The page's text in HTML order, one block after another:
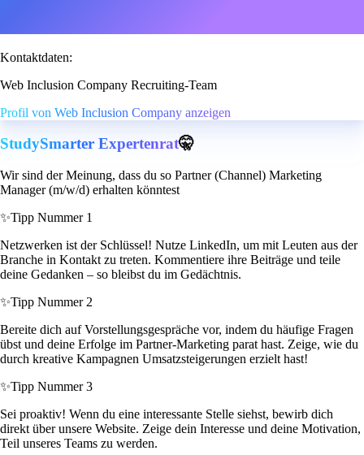
Kontaktdaten:
Web Inclusion Company Recruiting-Team
Profil von Web Inclusion Company anzeigen
StudySmarter Expertenrat🤫
Wir sind der Meinung, dass du so Partner (Channel) Marketing
Manager (m/w/d) erhalten könntest
✨Tipp Nummer 1
Netzwerken ist der Schlüssel! Nutze LinkedIn, um mit Leuten aus der
Branche in Kontakt zu treten. Kommentiere ihre Beiträge und teile
deine Gedanken – so bleibst du im Gedächtnis.
✨Tipp Nummer 2
Bereite dich auf Vorstellungsgespräche vor, indem du häufige Fragen
übst und deine Erfolge im Partner-Marketing parat hast. Zeige, wie du
durch kreative Kampagnen Umsatzsteigerungen erzielt hast!
✨Tipp Nummer 3
Sei proaktiv! Wenn du eine interessante Stelle siehst, bewirb dich
direkt über unsere Website. Zeige dein Interesse und deine Motivation,
Teil unseres Teams zu werden.